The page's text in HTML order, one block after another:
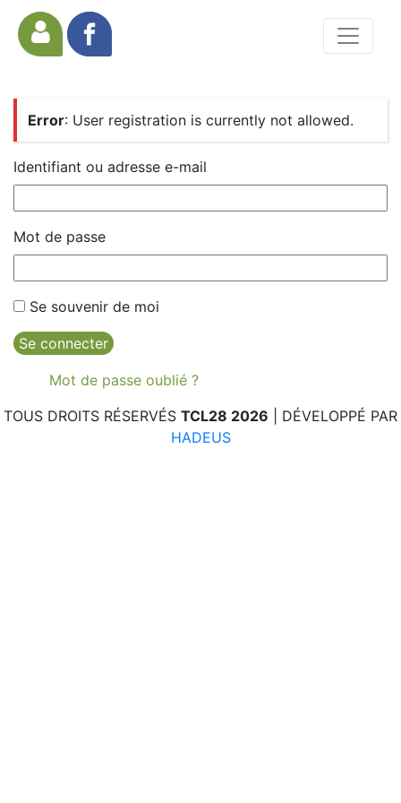
Error: User registration is currently not allowed.
Identifiant ou adresse e-mail
Mot de passe
Se souvenir de moi
Se connecter
Mot de passe oublié ?
TOUS DROITS RÉSERVÉS TCL28 2026 | DÉVELOPPÉ PAR
HADEUS